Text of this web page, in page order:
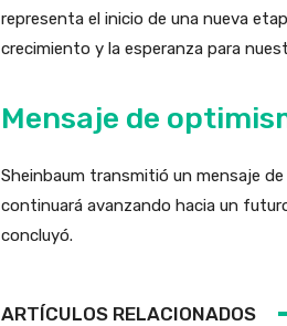
representa el inicio de una nueva
crecimiento y la esperanza para
Mensaje de
Sheinbaum transmitió un mensaje
continuará avanzando hacia un
concluyó.
ARTÍCULOS RELACIONADOS